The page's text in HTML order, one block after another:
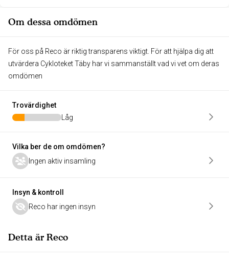
Om dessa omdömen
För oss på Reco är riktig transparens viktigt. För att hjälpa dig att
utvärdera Cykloteket Täby har vi sammanställt vad vi vet om deras
omdömen
Trovärdighet
Låg
Vilka ber de om omdömen?
Ingen aktiv insamling
Insyn & kontroll
Reco har ingen insyn
Detta är Reco